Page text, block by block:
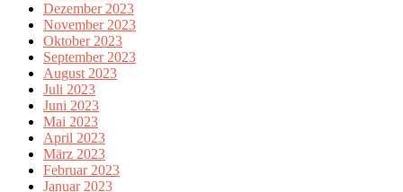
Dezember 2023
November 2023
Oktober 2023
September 2023
August 2023
Juli 2023
Juni 2023
Mai 2023
April 2023
März 2023
Februar 2023
Januar 2023